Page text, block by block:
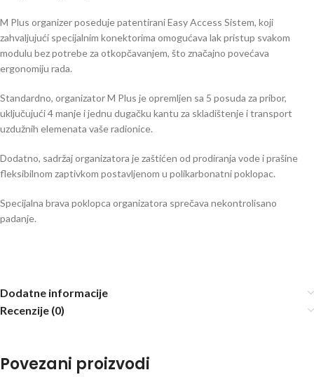
M Plus organizer poseduje patentirani Easy Access Sistem, koji
zahvaljujući specijalnim konektorima omogućava lak pristup svakom
modulu bez potrebe za otkopčavanjem, što značajno povećava
ergonomiju rada.
Standardno, organizator M Plus je opremljen sa 5 posuda za pribor,
uključujući 4 manje i jednu dugačku kantu za skladištenje i transport
uzdužnih elemenata vaše radionice.
Dodatno, sadržaj organizatora je zaštićen od prodiranja vode i prašine
fleksibilnom zaptivkom postavljenom u polikarbonatni poklopac.
Specijalna brava poklopca organizatora sprečava nekontrolisano
padanje.
Dodatne informacije
Recenzije (0)
Povezani proizvodi